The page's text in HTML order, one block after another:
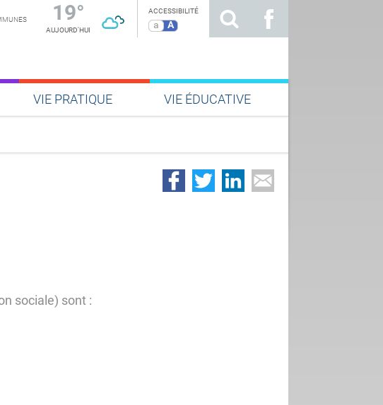
19°
AUJOURD'HUI
ACCESSIBILITÉ
a A
VIE PRATIQUE VIE ÉDUCATIVE
sociale) sont :